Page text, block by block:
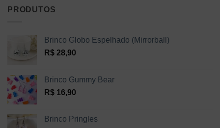
PRODUTOS
Brinco Globo Espelhado (Mirrorball)
R$ 28,90
Brinco Gummy Bear
R$ 16,90
Brinco Pringles